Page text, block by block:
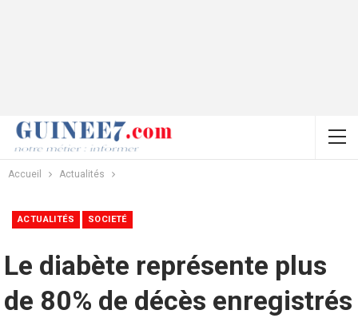
Accueil Actualités
ACTUALITÉS SOCIETÉ
Le diabète représente plus
de 80% de décès enregistrés